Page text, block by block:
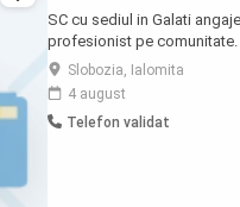
SC cu sediul in Galati
profesionist pe comunitate.
Salariu + diurnă la timp și
diurna -Camioane bine
Contract pe perioadă
Respectarea programului
Slobozia, Ialomita
4 august
Telefon validat